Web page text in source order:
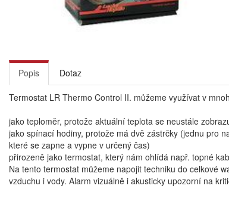
Popis Dotaz
Termostat LR Thermo Control II. můžeme využívat v
jako teploměr, protože aktuální teplota se neustále
jako spínací hodiny, protože má dvě zástrčky (jednu pro
které se zapne a vypne v určený čas)
přirozeně jako termostat, který nám ohlídá např. topné
Na tento termostat můžeme napojit techniku do celkové
vzduchu i vody. Alarm vizuálně i akusticky upozorní na